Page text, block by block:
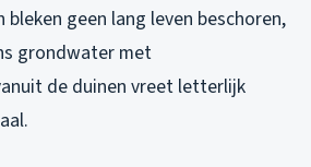
geen lang leven beschoren,
grondwater met
de duinen vreet letterlijk